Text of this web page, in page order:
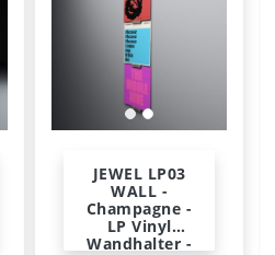
JEWEL LP03
WALL -
Champagne -
LP Vinyl
Wandhalter -